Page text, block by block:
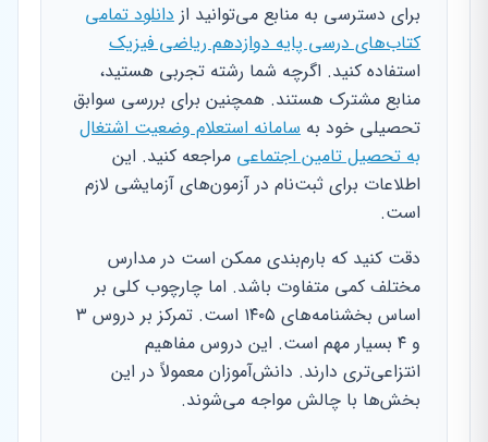
برای دسترسی به منابع می‌توانید از دانلود تمامی
کتاب‌های درسی پایه دوازدهم ریاضی فیزیک
استفاده کنید. اگرچه شما رشته تجربی هستید،
منابع مشترک هستند. همچنین برای بررسی سوابق
تحصیلی خود به سامانه استعلام وضعیت اشتغال
به تحصیل تامین اجتماعی مراجعه کنید. این
اطلاعات برای ثبت‌نام در آزمون‌های آزمایشی لازم
است.
دقت کنید که بارم‌بندی ممکن است در مدارس
مختلف کمی متفاوت باشد. اما چارچوب کلی بر
اساس بخشنامه‌های ۱۴۰۵ است. تمرکز بر دروس ۳
و ۴ بسیار مهم است. این دروس مفاهیم
انتزاعی‌تری دارند. دانش‌آموزان معمولاً در این
بخش‌ها با چالش مواجه می‌شوند.